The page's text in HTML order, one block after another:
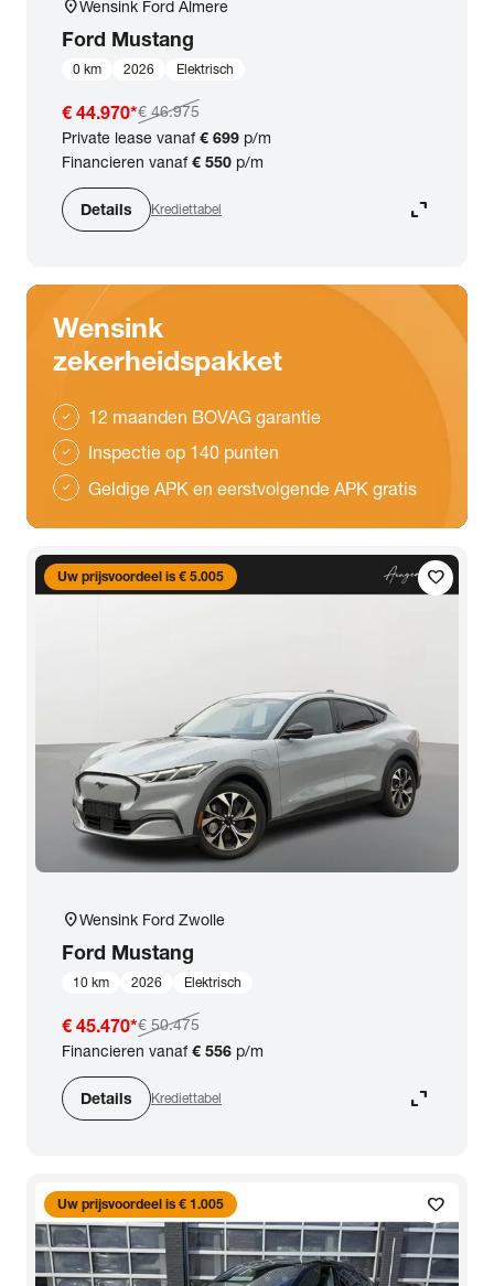
location_onWensink Ford Almere
Ford Mustang
0 km 2026 Elektrisch
€ 44.970*€ 46.975
Private lease vanaf€ 699 p/m
Financieren vanaf€ 550 p/m
Details Krediettabel expand_content
Wensink
zekerheidspakket
check 12 maanden BOVAG garantie
check Inspectie op 140 punten
check Geldige APK en eerstvolgende APK gratis
favorite
Uw prijsvoordeel is € 5.005
location_onWensink Ford Zwolle
Ford Mustang
10 km 2026 Elektrisch
€ 45.470*€ 50.475
Financieren vanaf€ 556 p/m
Details Krediettabel expand_content
favorite
Uw prijsvoordeel is € 1.005